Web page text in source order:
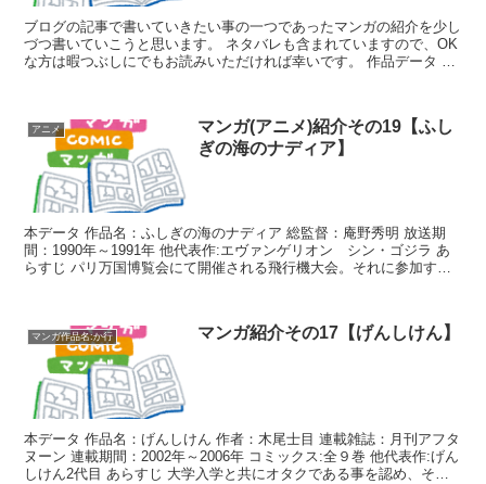
ブログの記事で書いていきたい事の一つであったマンガの紹介を少し
づつ書いていこうと思います。 ネタバレも含まれていますので、OK
な方は暇つぶしにでもお読みいただければ幸いです。 作品データ 作
アニメ
マンガ(アニメ)紹介その19【ふし
ぎの海のナディア】
本データ 作品名：ふしぎの海のナディア 総監督：庵野秀明 放送期
間：1990年～1991年 他代表作:エヴァンゲリオン シン・ゴジラ あ
らすじ パリ万国博覧会にて開催される飛行機大会。それに参加する
マンガ作品名:か行 マンガ紹介その17【げんしけん】
本データ 作品名：げんしけん 作者：木尾士目 連載雑誌：月刊アフタ
ヌーン 連載期間：2002年～2006年 コミックス:全９巻 他代表作:げん
しけん2代目 あらすじ 大学入学と共にオタクである事を認め、その